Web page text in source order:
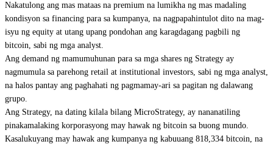
Nakatulong ang mas mataas na premium na lumikha ng mas madaling
kondisyon sa financing para sa kumpanya, na nagpapahintulot dito na mag-
isyu ng equity at utang upang pondohan ang karagdagang pagbili ng
bitcoin, sabi ng mga analyst.
Ang demand ng mamumuhunan para sa mga shares ng Strategy ay
nagmumula sa parehong retail at institutional investors, sabi ng mga analyst,
na halos pantay ang paghahati ng pagmamay-ari sa pagitan ng dalawang
grupo.
Ang Strategy, na dating kilala bilang MicroStrategy, ay nananatiling
pinakamalaking korporasyong may hawak ng bitcoin sa buong mundo.
Kasalukuyang may hawak ang kumpanya ng kabuuang 818,334 bitcoin, na